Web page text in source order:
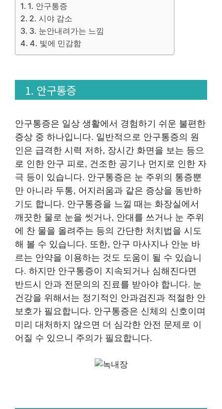
1. 안구통증
2. 시야 감소
3. 눈안내려가는 느낌
4. 빛에 민감함
1. 안구통증
안구통증은 일상 생활에서 경험하기 쉬운 불편한
증상 중 하나입니다. 일반적으로 안구통증의 원
인은 급격한 시력 저하, 장시간 화면을 보는 등으
로 인한 안구 피로, 건조한 공기나 먼지로 인한 자
극 등이 있습니다. 안구통증은 눈 주위의 통증뿐
만 아니라 두통, 어지러움과 같은 증상을 동반하
기도 합니다. 안구통증을 느낄 때는 화장실에서
깨끗한 물로 눈을 씻거나, 안대를 쓰거나 눈 주위
에 찬 물을 올려주는 등의 간단한 처치법을 시도
해 볼 수 있습니다. 또한, 안구 마사지나 안눈 바
르는 안약을 이용하는 것도 도움이 될 수 있습니
다. 하지만 안구통증이 지속되거나 심해진다면
반드시 안과 전문의의 진료를 받아야 합니다. 눈
건강을 위해서는 정기적인 안과검진과 적절한 안
보호가 필요합니다. 안구통증은 신체의 신호이며
미리 대처하지 않으면 더 심각한 안전 문제로 이
어질 수 있으니 주의가 필요합니다.